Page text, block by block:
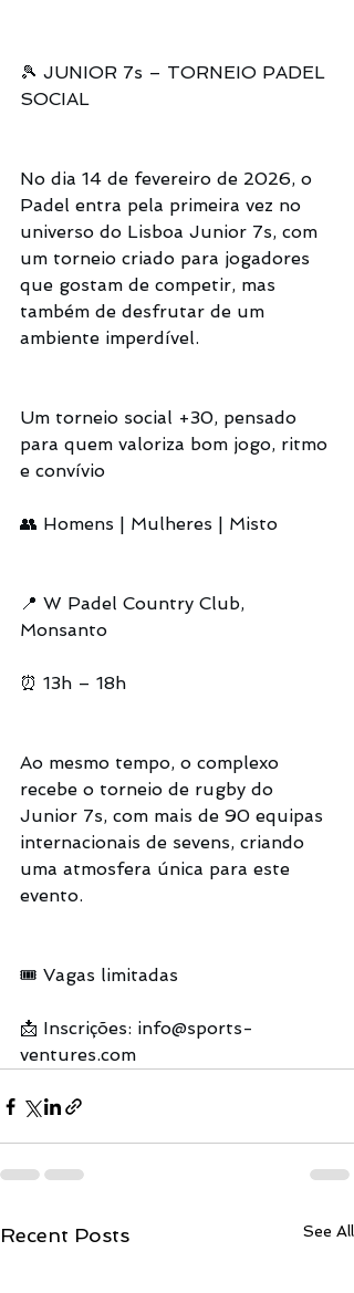
🎾 JUNIOR 7s – TORNEIO PADEL
SOCIAL
No dia 14 de fevereiro de 2026, o
Padel entra pela primeira vez no
universo do Lisboa Junior 7s, com
um torneio criado para jogadores
que gostam de competir, mas
também de desfrutar de um
ambiente imperdível.
Um torneio social +30, pensado
para quem valoriza bom jogo, ritmo
e convívio
👥 Homens | Mulheres | Misto
📍 W Padel Country Club,
Monsanto
⏰ 13h – 18h
Ao mesmo tempo, o complexo
recebe o torneio de rugby do
Junior 7s, com mais de 90 equipas
internacionais de sevens, criando
uma atmosfera única para este
evento.
🎟️ Vagas limitadas
📩 Inscrições: info@sports-
ventures.com
Recent Posts See All